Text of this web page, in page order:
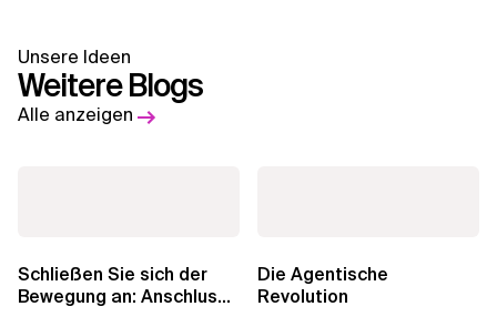
Unsere Ideen
Weitere Blogs
Alle anzeigen
Schließen Sie sich der
Bewegung an: Anschluss
Die Agentische
Revolution